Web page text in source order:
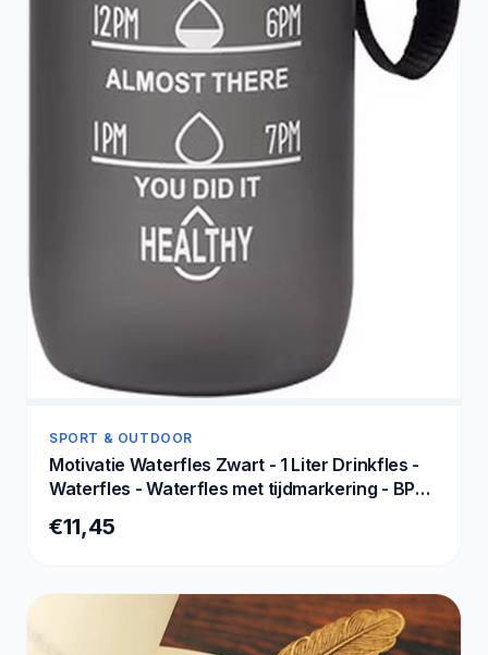
SPORT & OUTDOOR
Motivatie Waterfles Zwart - 1 Liter Drinkfles -
Waterfles - Waterfles met tijdmarkering - BPA
€11,45